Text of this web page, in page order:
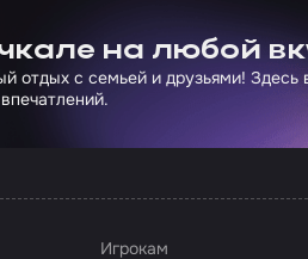
на любой
отдых с семьей и друзьями!
Игрокам